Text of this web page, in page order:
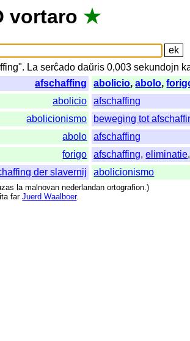
vortaro ★
La serĉado daŭris 0,003sekundojn
afschaffing
abolicio,abolo,
abolicio
afschaffing
abolicionismo
beweging tot
abolo
afschaffing
forigo
afschaffing,eliminatie
der slavernij
abolicionismo
la malnovan nederlandan ortografion.)
far Juerd Waalboer.